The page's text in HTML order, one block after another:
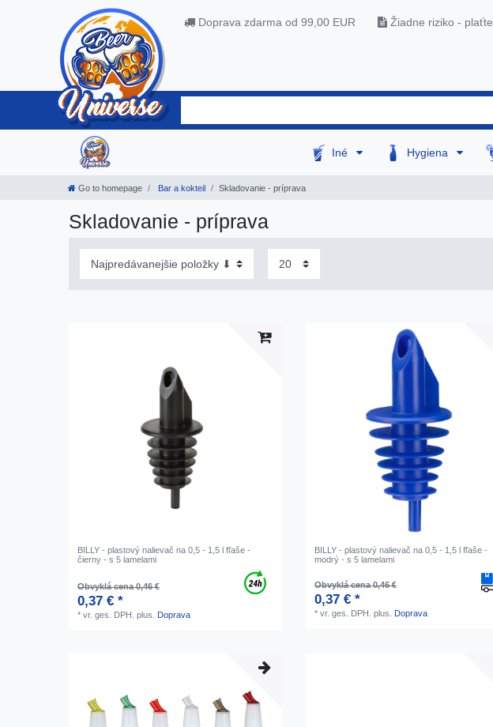
Doprava zdarma od 99,00 EUR Žiadne riziko -
Iné Hygiena
Go to homepage Bar a kokteil Skladovanie - príprava
Skladovanie - príprava
BILLY - plastový nalievač na 0,5 - 1,5 l fľaše -
čierny - s 5 lamelami
Obvyklá cena 0,46 €
0,37 € *
*vr. ges. DPH. plus. Doprava
BILLY - plastový nalievač na 0,5 - 1,5 l fľaše -
modrý - s 5 lamelami
Obvyklá cena 0,46 €
0,37 € *
*vr. ges. DPH. plus. Doprava